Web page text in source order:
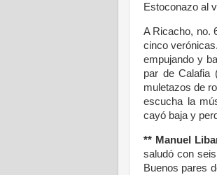
Estoconazo al
A Ricacho, no.
cinco
empujando y
par de Calafia
muletazos de
escucha la
cayó baja y
** Manuel
saludó con
Buenos pares